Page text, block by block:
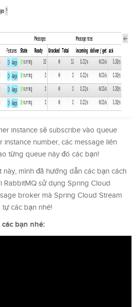
instance sẽ subscribe vào queue
number, các message liên
từng queue này đó các bạn!
này, mình đã hướng dẫn các bạn cách
RabbitMQ sử dụng Spring Cloud
broker mà Spring Cloud Stream
các bạn nhé!
bạn nhé: